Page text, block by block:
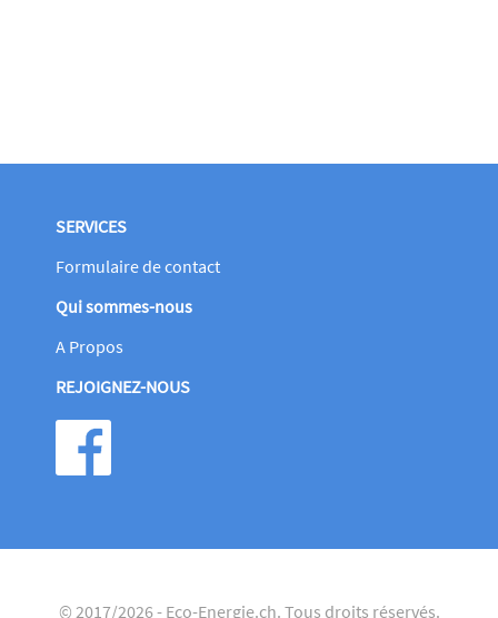
SERVICES
Formulaire de contact
Qui sommes-nous
A Propos
REJOIGNEZ-NOUS
© 2017/2026 - Eco-Energie.ch. Tous droits réservés.